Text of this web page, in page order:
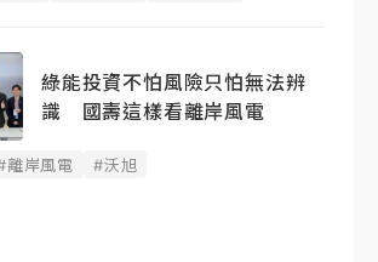
綠能投資不怕風險只怕無法辨
識 國壽這樣看離岸風電
離岸風電 #沃旭